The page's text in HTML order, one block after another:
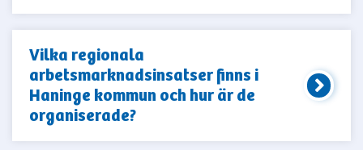
Vilka regionala
arbetsmarknadsinsatser finns i
Haninge kommun och hur är de
organiserade?